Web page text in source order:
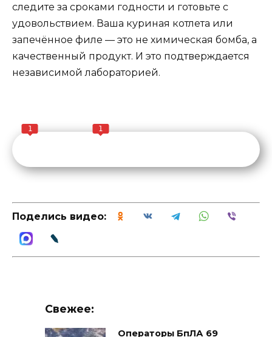
следите за сроками годности и готовьте с
удовольствием. Ваша куриная котлета или
запечённое филе — это не химическая бомба, а
качественный продукт. И это подтверждается
независимой лабораторией.
1 1
Поделись видео:
Свежее:
Операторы БпЛА 69